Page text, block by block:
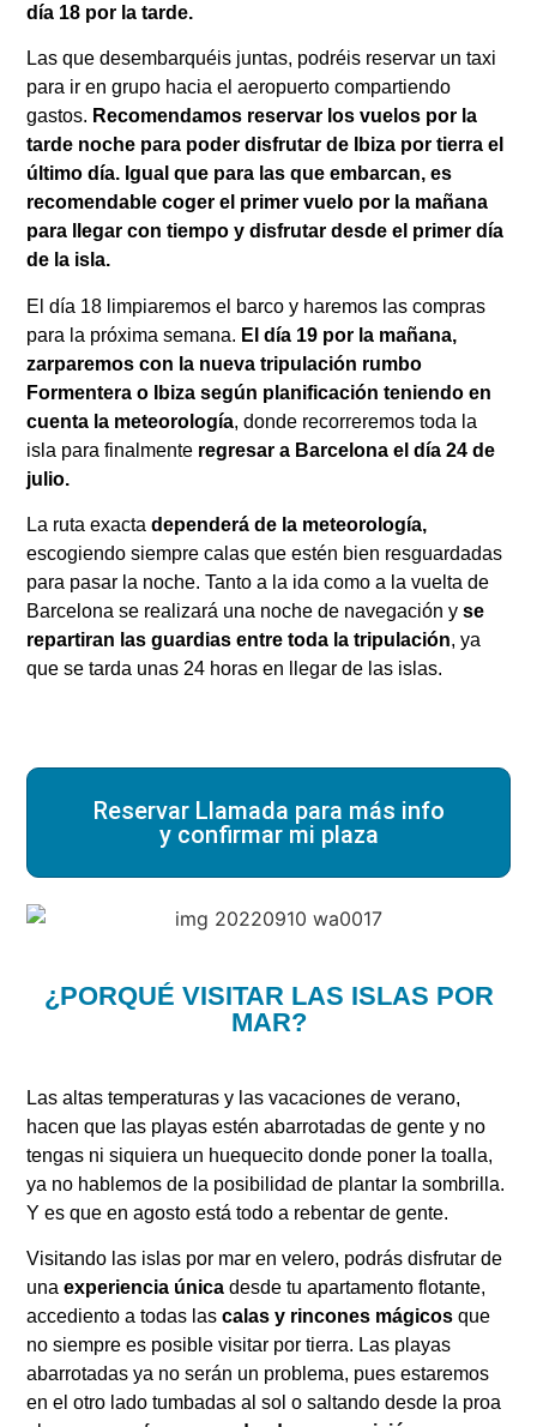
día 18 por la tarde.
Las que desembarquéis juntas, podréis reservar un taxi
para ir en grupo hacia el aeropuerto compartiendo
gastos. Recomendamos reservar los vuelos por la
tarde noche para poder disfrutar de Ibiza por tierra el
último día. Igual que para las que embarcan, es
recomendable coger el primer vuelo por la mañana
para llegar con tiempo y disfrutar desde el primer día
de la isla.
El día 18 limpiaremos el barco y haremos las compras
para la próxima semana. El día 19 por la mañana,
zarparemos con la nueva tripulación rumbo
Formentera o Ibiza según planificación teniendo en
cuenta la meteorología, donde recorreremos toda la
isla para finalmente regresar a Barcelona el día 24 de
julio.
La ruta exacta dependerá de la meteorología,
escogiendo siempre calas que estén bien resguardadas
para pasar la noche. Tanto a la ida como a la vuelta de
Barcelona se realizará una noche de navegación yse
repartiran las guardias entre toda la tripulación, ya
que se tarda unas 24 horas en llegar de las islas.
Reservar Llamada para más info
y confirmar mi plaza
¿PORQUÉ VISITAR LAS ISLAS POR
MAR?
Las altas temperaturas y las vacaciones de verano,
hacen que las playas estén abarrotadas de gente y no
tengas ni siquiera un huequecito donde poner la toalla,
ya no hablemos de la posibilidad de plantar la sombrilla.
Y es que en agosto está todo a rebentar de gente.
Visitando las islas por mar en velero, podrás disfrutar de
una experiencia única desde tu apartamento flotante,
accediento a todas las calas y rincones mágicos que
no siempre es posible visitar por tierra. Las playas
abarrotadas ya no serán un problema, pues estaremos
en el otro lado tumbadas al sol o saltando desde la proa